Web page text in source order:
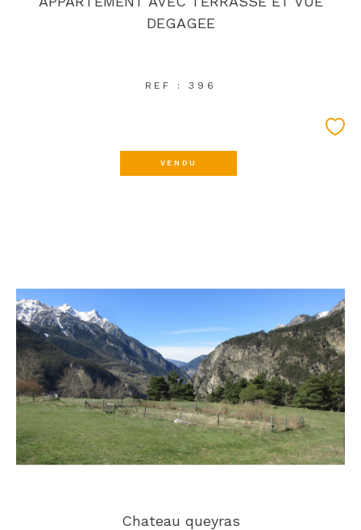
DEGAGEE
REF : 396
VENDU
Chateau queyras